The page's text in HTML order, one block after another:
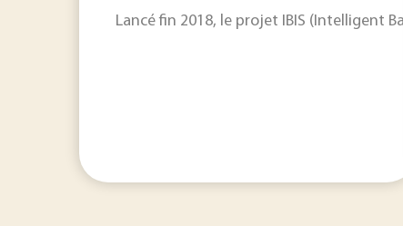
Lancé fin 2018, le projet IBIS (Intelligent